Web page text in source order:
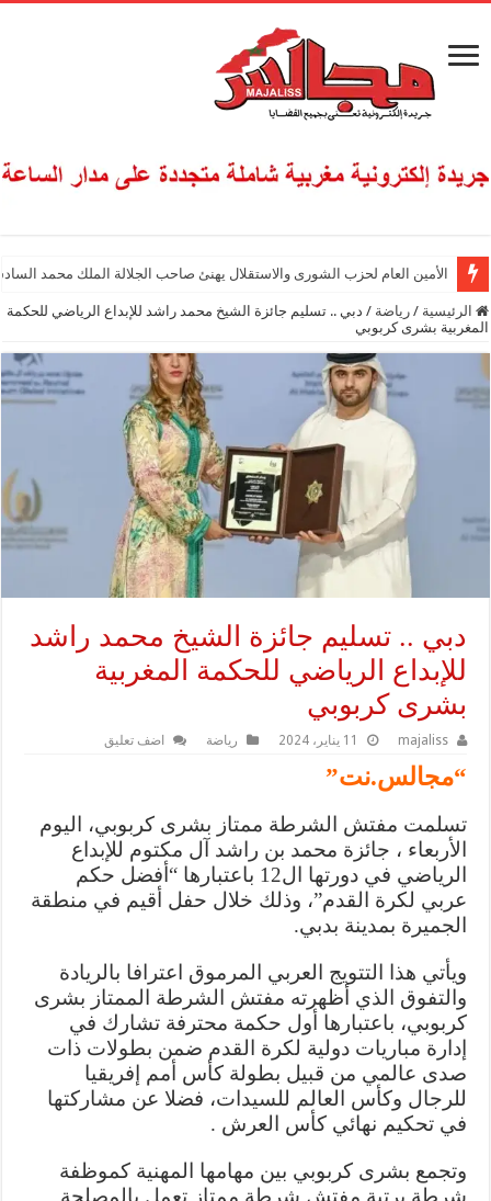
الأمين العام لحزب الشورى والاستقلال يهنئ صاحب الجلالة الملك محمد
الرئيسية / رياضة / دبي .. تسليم جائزة الشيخ محمد راشد للإبداع الرياضي للحكمة
المغربية بشرى كربوبي
دبي .. تسليم جائزة الشيخ محمد راشد
للإبداع الرياضي للحكمة المغربية
بشرى كربوبي
majaliss 11 يناير، 2024 رياضة اضف تعليق
“مجالس.نت”
تسلمت مفتش الشرطة ممتاز بشرى كربوبي، اليوم
الأربعاء ، جائزة محمد بن راشد آل مكتوم للإبداع
الرياضي في دورتها ال12 باعتبارها “أفضل حكم
عربي لكرة القدم”، وذلك خلال حفل أقيم في منطقة
الجميرة بمدينة بدبي.
ويأتي هذا التتويج العربي المرموق اعترافا بالريادة
والتفوق الذي أظهرته مفتش الشرطة الممتاز بشرى
كربوبي، باعتبارها أول حكمة محترفة تشارك في
إدارة مباريات دولية لكرة القدم ضمن بطولات ذات
صدى عالمي من قبيل بطولة كأس أمم إفريقيا
للرجال وكأس العالم للسيدات، فضلا عن مشاركتها
في تحكيم نهائي كأس العرش .
وتجمع بشرى كربوبي بين مهامها المهنية كموظفة
شرطة برتبة مفتش شرطة ممتاز تعمل بالمصلحة